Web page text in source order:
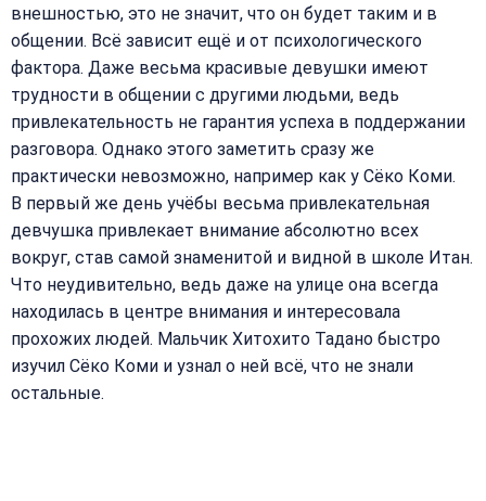
внешностью, это не значит, что он будет таким и в
общении. Всё зависит ещё и от психологического
фактора. Даже весьма красивые девушки имеют
трудности в общении с другими людьми, ведь
привлекательность не гарантия успеха в поддержании
разговора. Однако этого заметить сразу же
практически невозможно, например как у Сёко Коми.
В первый же день учёбы весьма привлекательная
девчушка привлекает внимание абсолютно всех
вокруг, став самой знаменитой и видной в школе Итан.
Что неудивительно, ведь даже на улице она всегда
находилась в центре внимания и интересовала
прохожих людей. Мальчик Хитохито Тадано быстро
изучил Сёко Коми и узнал о ней всё, что не знали
остальные.